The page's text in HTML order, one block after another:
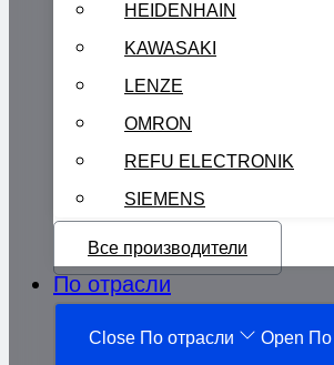
HEIDENHAIN
KAWASAKI
LENZE
OMRON
REFU ELECTRONIK
SIEMENS
Все производители
По отрасли
Close По отрасли Open По